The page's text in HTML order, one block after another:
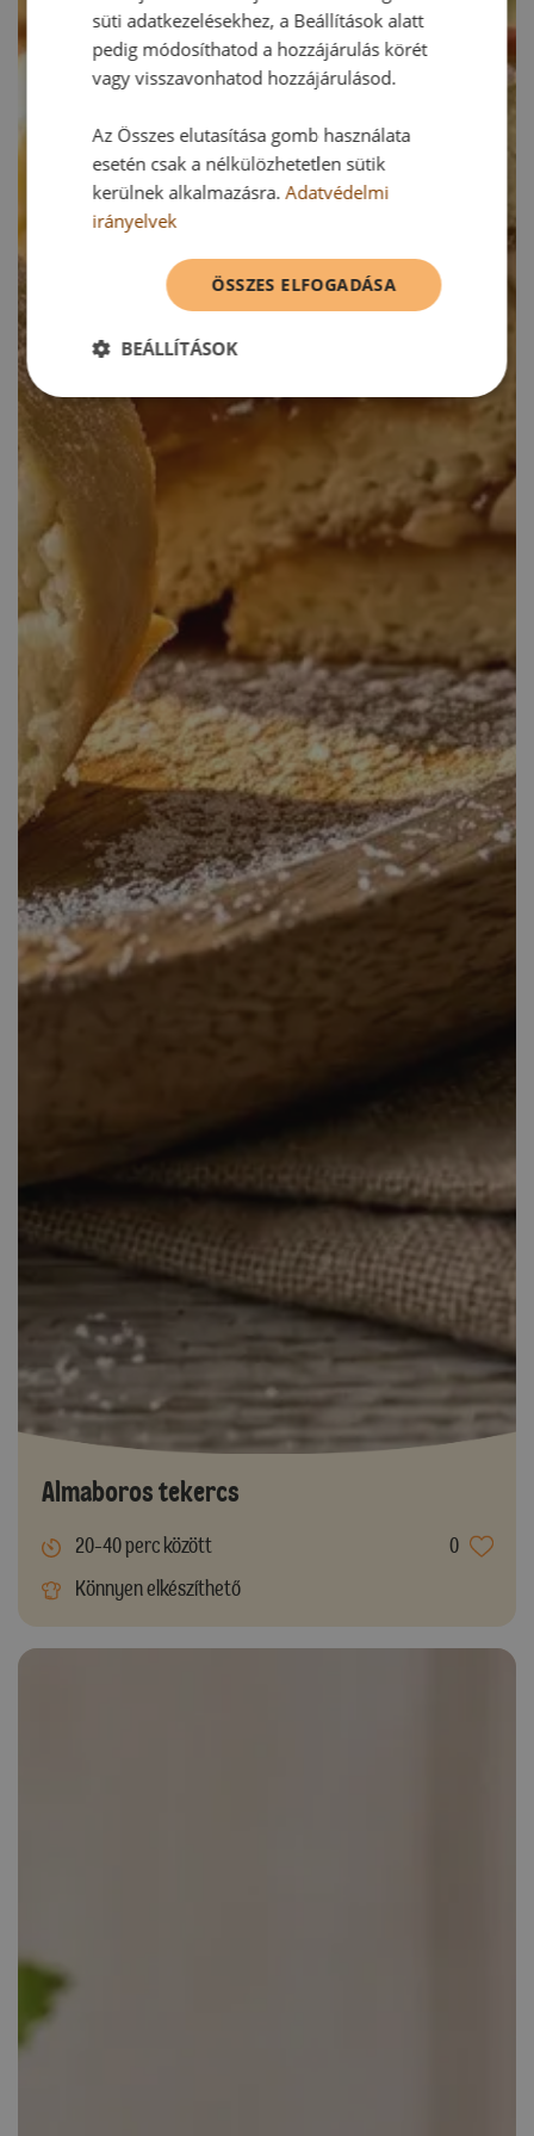
Almaboros tekercs
20-40 perc között
0
Könnyen elkészíthető
süti adatkezelésekhez, a Beállítások alatt
pedig módosíthatod a hozzájárulás körét
vagy visszavonhatod hozzájárulásod.
Az Összes elutasítása gomb használata
esetén csak a nélkülözhetetlen sütik
kerülnek alkalmazásra.Adatvédelmi
irányelvek
ÖSSZES ELFOGADÁSA
BEÁLLÍTÁSOK